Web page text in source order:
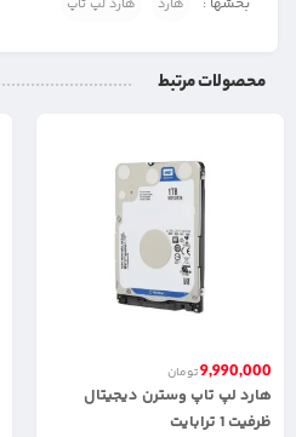
محصولات مرتبط
9,990,000تومان
هارد لپ تاپ وسترن دیجیتال
ظرفیت 1 ترابایت